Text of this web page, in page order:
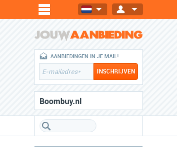
AANBIEDINGEN IN JE MAIL!
Boombuy.nl